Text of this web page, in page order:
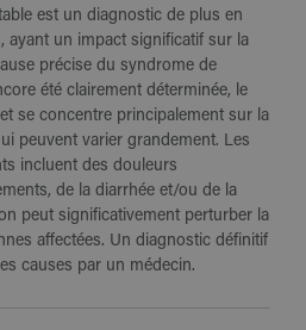
est un diagnostic de plus en
ayant un impact significatif sur la
précise du syndrome de
été clairement déterminée, le
se concentre principalement sur la
peuvent varier grandement. Les
incluent des douleurs
de la diarrhée et/ou de la
peut significativement perturber la
affectées. Un diagnostic définitif
causes par un médecin.